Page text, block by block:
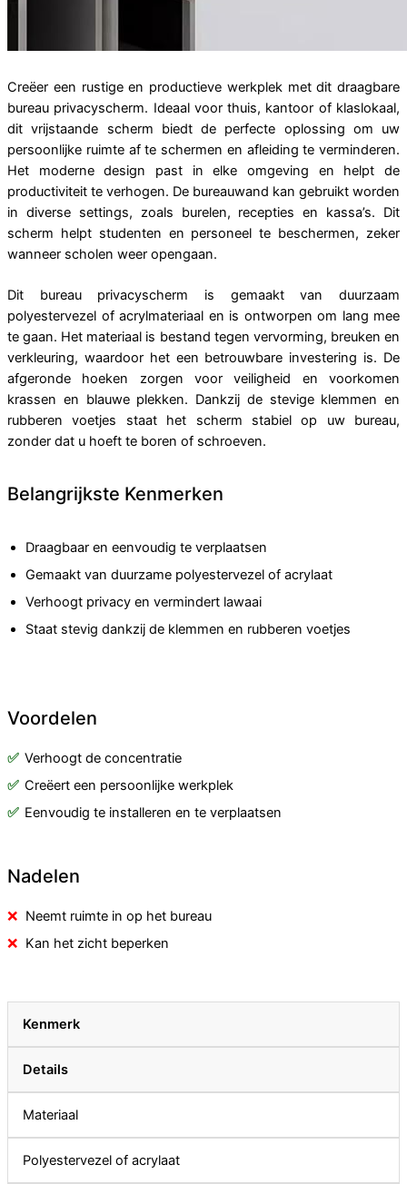
Creëer een rustige en productieve werkplek met dit draagbare
bureau privacyscherm. Ideaal voor thuis, kantoor of klaslokaal,
dit vrijstaande scherm biedt de perfecte oplossing om uw
persoonlijke ruimte af te schermen en afleiding te verminderen.
Het moderne design past in elke omgeving en helpt de
productiviteit te verhogen. De bureauwand kan gebruikt worden
in diverse settings, zoals burelen, recepties en kassa’s. Dit
scherm helpt studenten en personeel te beschermen, zeker
wanneer scholen weer opengaan.
Dit bureau privacyscherm is gemaakt van duurzaam
polyestervezel of acrylmateriaal en is ontworpen om lang mee
te gaan. Het materiaal is bestand tegen vervorming, breuken en
verkleuring, waardoor het een betrouwbare investering is. De
afgeronde hoeken zorgen voor veiligheid en voorkomen
krassen en blauwe plekken. Dankzij de stevige klemmen en
rubberen voetjes staat het scherm stabiel op uw bureau,
zonder dat u hoeft te boren of schroeven.
Belangrijkste Kenmerken
Draagbaar en eenvoudig te verplaatsen
Gemaakt van duurzame polyestervezel of acrylaat
Verhoogt privacy en vermindert lawaai
Staat stevig dankzij de klemmen en rubberen voetjes
Voordelen
Verhoogt de concentratie
Creëert een persoonlijke werkplek
Eenvoudig te installeren en te verplaatsen
Nadelen
Neemt ruimte in op het bureau
Kan het zicht beperken
Kenmerk
Details
Materiaal
Polyestervezel of acrylaat